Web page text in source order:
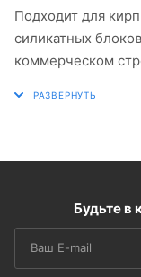
Подходит для
силикатных
коммерческом
Будьте в